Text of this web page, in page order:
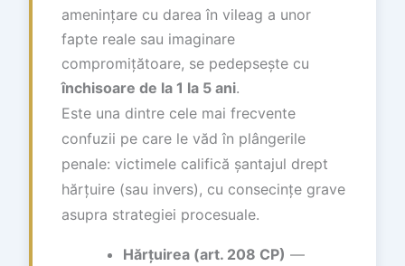
amenințare cu darea în vileag a unor
fapte reale sau imaginare
compromițătoare, se pedepsește cu
închisoare de la 1 la 5 ani.
Este una dintre cele mai frecvente
confuzii pe care le văd în plângerile
penale: victimele califică șantajul drept
hărțuire (sau invers), cu consecințe grave
asupra strategiei procesuale.
Hărțuirea (art. 208 CP) —